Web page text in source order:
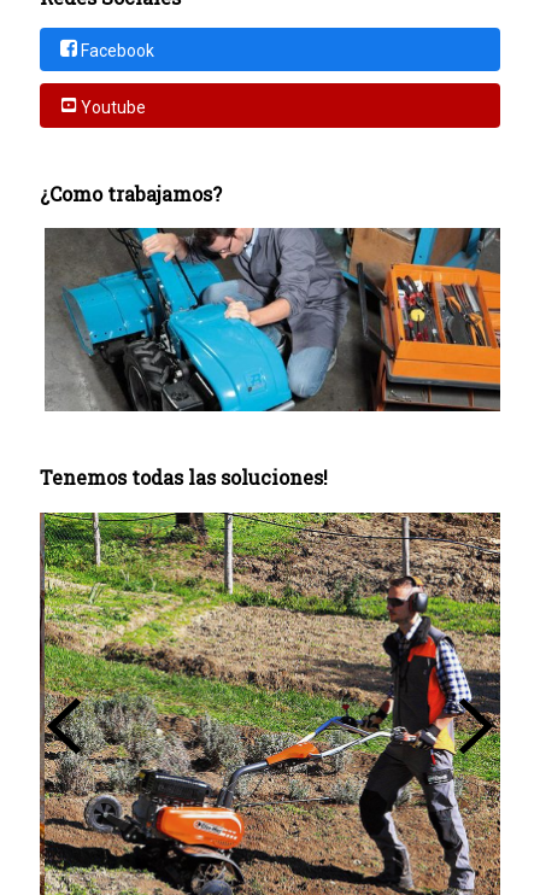
Facebook
Youtube
¿Como trabajamos?
Tenemos todas las soluciones!